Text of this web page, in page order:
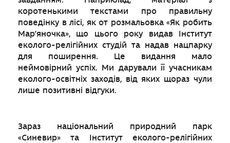
коротенькими текстами про правильну
поведінку в лісі, як от розмальовка «Як робить
Мар’яночка», що цього року видав Інститут
еколого-релігійних студій та надав нацпарку
для поширення. Це видання мало
неймовірний успіх. Ми дарували її учасникам
еколого-освітніх заходів, від яких щораз чули
лише позитивні відгуки.
Зараз національний природний парк
«Синевир» та Інститут еколого-релігійних